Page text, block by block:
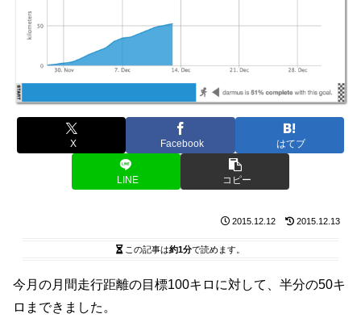
X Facebook はてブ
LINE コピー
2015.12.12 2015.12.13
この記事は約1分で読めます。
今月の月間走行距離の目標100キロに対して、半分の50キ
ロまできました。